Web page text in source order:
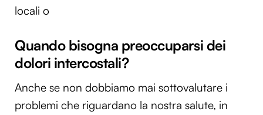
locali o
Quando bisogna preoccuparsi dei
dolori intercostali?
Anche se non dobbiamo mai sottovalutare i
problemi che riguardano la nostra salute, in